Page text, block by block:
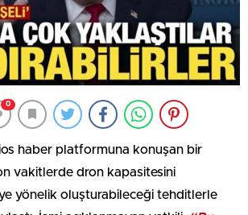
0
haber platformuna konuşan bir
vakitlerde dron kapasitesini
yönelik oluşturabileceği tehditlerle